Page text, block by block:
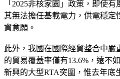
「2025非核家園」政策，即使
其無法擔任基載電力，供電穩定
資意願。
此外，我國在國際經貿整合中嚴
的貿易覆蓋率僅有13.6%，遠不
新興的大型RTA突圍，惟去年底